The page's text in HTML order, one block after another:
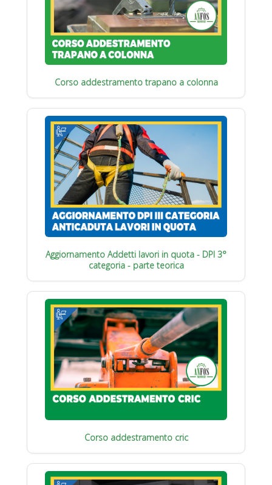
Corso addestramento trapano a colonna
Aggiornamento Addetti lavori in quota - DPI 3°
categoria - parte teorica
Corso addestramento cric